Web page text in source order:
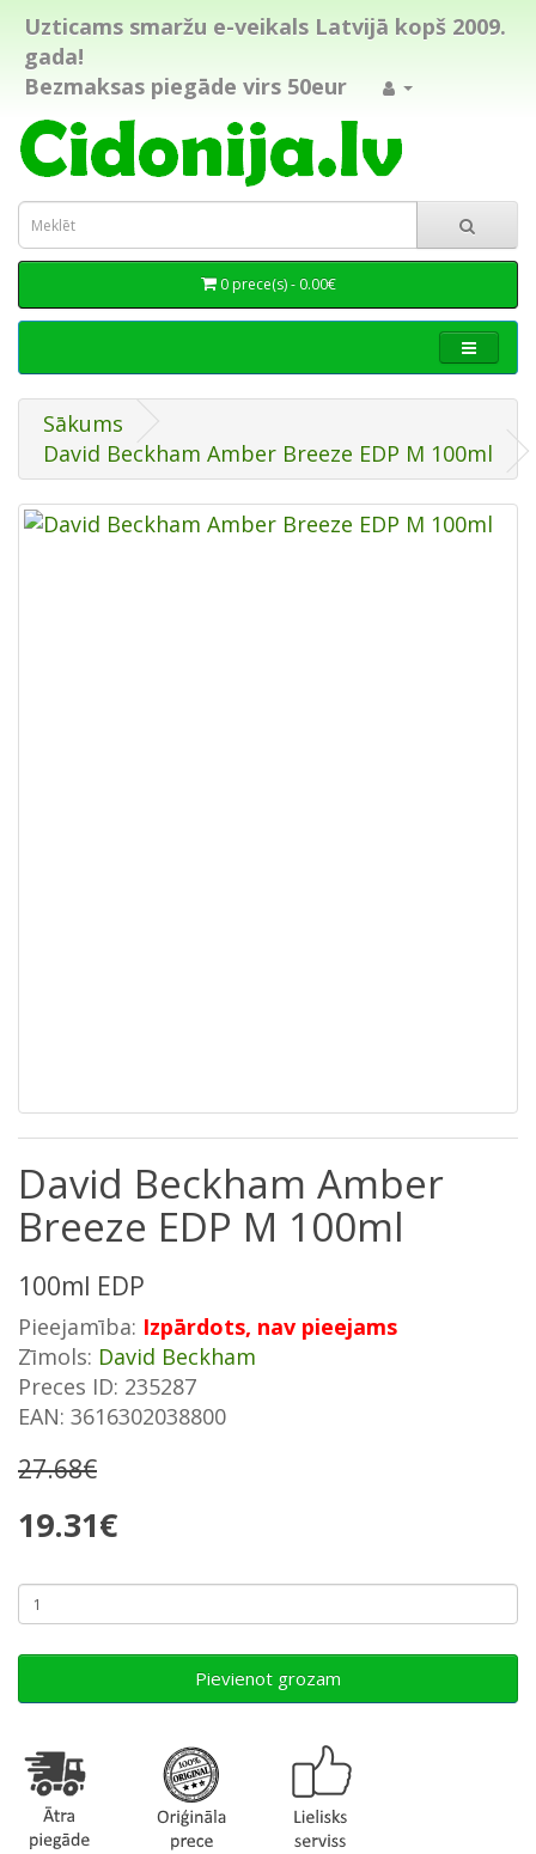
Uzticams smaržu e-veikals Latvijā kopš 2009.
gada!
Bezmaksas piegāde virs 50eur
0 prece(s) - 0.00€
Sākums
David Beckham Amber Breeze EDP M 100ml
David Beckham Amber
Breeze EDP M 100ml
100ml EDP
Pieejamība: Izpārdots, nav pieejams
Zīmols: David Beckham
Preces ID: 235287
EAN: 3616302038800
27.68€
19.31€
Pievienot grozam